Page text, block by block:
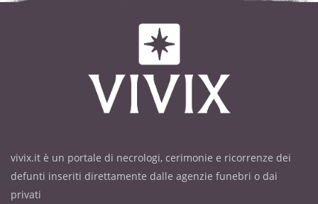
vivix.it è un portale di necrologi, cerimonie e ricorrenze dei
defunti inseriti direttamente dalle agenzie funebri o dai
privati